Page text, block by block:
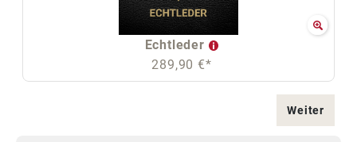
Echtleder
289,90 €*
Weiter